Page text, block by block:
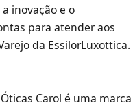
inovação e o
para atender aos
da EssilorLuxottica.
Carol é uma marca